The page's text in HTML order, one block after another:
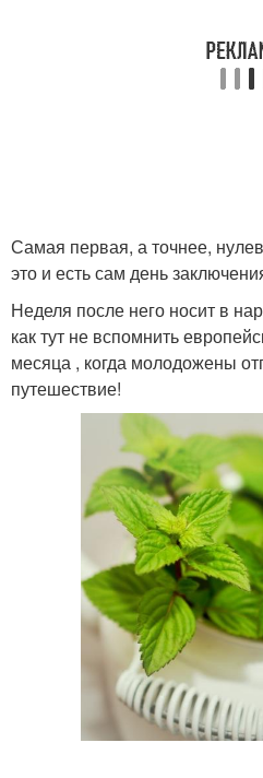
Деревянная свадьба
Фаянсовая свадьба
Стальная свадьба
Агатовая свадьба
Топазовая свадьба
Самая первая, а точнее,
это и есть сам день
Неделя после него носит в
как тут не вспомнить
месяца , когда молодожены
путешествие!